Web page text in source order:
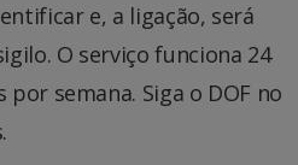
e, a ligação, será
O serviço funciona 24
semana. Siga o DOF no